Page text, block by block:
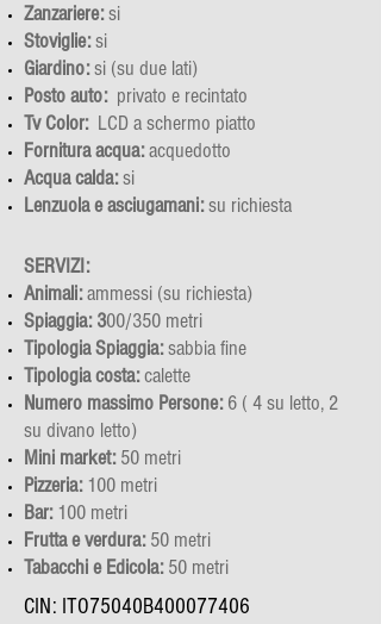
Zanzariere:si
Stoviglie:si
Giardino:si (su due lati)
Posto auto: privato e recintato
Tv Color:LCD a schermo piatto
Fornitura acqua:acquedotto
Acqua calda:si
Lenzuola e asciugamani:su richiesta
SERVIZI​:
Animali:ammessi (su richiesta)
Spiaggia: 300/350 metri
Tipologia Spiaggia:sabbia fine
Tipologia costa:calette
Numero massimo Persone:6 ( 4 su letto, 2
su divano letto)
Mini market:50 metri
Pizzeria:100 metri
Bar:100 metri
Frutta e verdura:50 metri
Tabacchi e Edicola:50 metri
CIN: ITO75040B400077406